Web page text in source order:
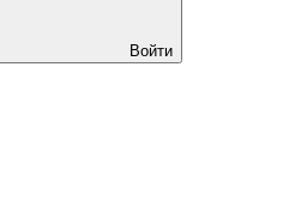
Войти